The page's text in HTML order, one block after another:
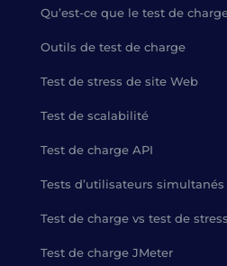
Qu’est-ce que le test de
Outils de test de charge
Test de stress de site Web
Test de scalabilité
Test de charge API
Tests d’utilisateurs simultanés
Test de charge vs test de stress
Test de charge JMeter